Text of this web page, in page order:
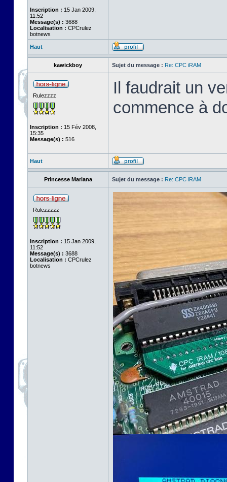
Inscription : 15 Jan 2009,
11:52
Message(s) : 3688
Localisation : CPCrulez
botnews
Haut
kawickboy Sujet du message : Re: CPC iRAM
Rulezzzz
Inscription : 15 Fév 2008,
15:35
Message(s) : 516
Il faudrait un
commence à
Haut
Princesse Mariana Sujet du message : Re: CPC iRAM
Rulezzzzz
Inscription : 15 Jan 2009,
11:52
Message(s) : 3688
Localisation : CPCrulez
botnews